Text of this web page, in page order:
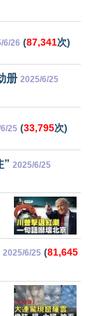
6/26 (87,341次)
册 2025/6/25
25 (33,795次)
” 2025/6/25
2025/6/25 (81,645